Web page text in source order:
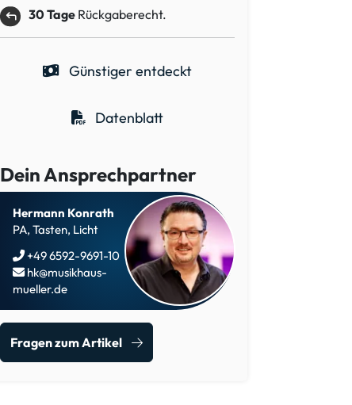
30 Tage Rückgaberecht.
Günstiger entdeckt
Datenblatt
Dein Ansprechpartner
Hermann Konrath
PA, Tasten, Licht
+49 6592-9691-10
hk@musikhaus-
mueller.de
Fragen zum Artikel